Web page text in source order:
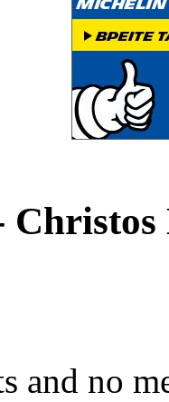
του
μια καινούργια
προσφορά.
and no